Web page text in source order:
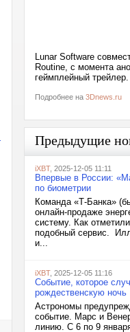
Lunar Software
Routine, с момента
геймплейный
Подробнее на 3Dnews.ru
Предыдущие
iXBT, 2025-12-05 11:11
Впервые в России:
по биометрии
Команда «Т-Банка»
онлайн-продаже
систему. Как
подобный сервис.
и...
iXBT, 2025-12-05 11:16
Событие, которое
рождественскую ночь
Астрономы
событие. Марс и
линию. С 6 по 9